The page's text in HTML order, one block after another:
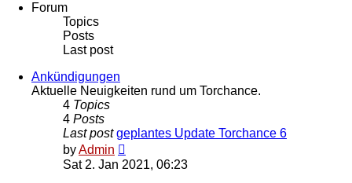
Forum
Topics
Posts
Last post
Ankündigungen
Aktuelle Neuigkeiten rund um Torchance.
4 Topics
4 Posts
Last post geplantes Update Torchance 6
byAdmin
the
latest
Sat 2. Jan 2021, 06:23